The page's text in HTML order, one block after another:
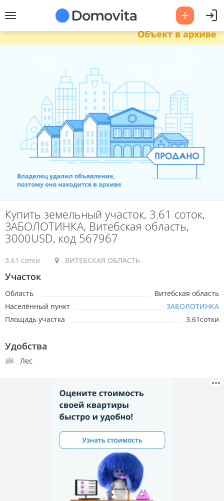
Объект в архиве
Купить земельный участок, 3.61 соток,
ЗАБОЛОТИНКА, Витебская область,
3000USD, код 567967
3.61 сотки ВИТЕБСКАЯ ОБЛАСТЬ
Участок
Область
Витебская область
Населённый пункт
ЗАБОЛОТИНКА
Площадь участка
3.61сотки
Удобства
Лес